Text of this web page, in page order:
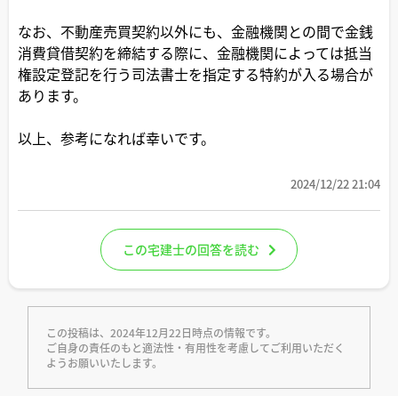
なお、不動産売買契約以外にも、金融機関との間で金銭
消費貸借契約を締結する際に、金融機関によっては抵当
権設定登記を行う司法書士を指定する特約が入る場合が
あります。
以上、参考になれば幸いです。
2024/12/22 21:04
この宅建士の回答を読む
この投稿は、2024年12月22日時点の情報です。
ご自身の責任のもと適法性・有用性を考慮してご利用いただく
ようお願いいたします。